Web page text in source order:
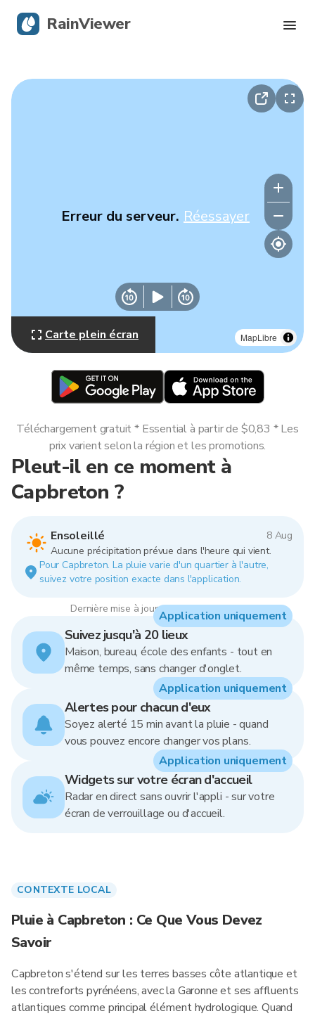
MapLibre
Erreur du serveur. Réessayer
Carte plein écran
Pleut-il en ce moment à
Capbreton ?
Ensoleillé
8 Aug
Aucune précipitation prévue dans l'heure qui vient.
Pour Capbreton. La pluie varie d'un quartier à l'autre,
suivez votre position exacte dans l'application.
Dernière mise à jour : 13:00, 8 Aug 2026
Téléchargement gratuit * Essential à partir de $0,83 * Les
prix varient selon la région et les promotions.
Suivez jusqu'à 20 lieux
Maison, bureau, école des enfants - tout en
même temps, sans changer d'onglet.
Application uniquement
Alertes pour chacun d'eux
Soyez alerté 15 min avant la pluie - quand
vous pouvez encore changer vos plans.
Application uniquement
Widgets sur votre écran d'accueil
Radar en direct sans ouvrir l'appli - sur votre
écran de verrouillage ou d'accueil.
Application uniquement
CONTEXTE LOCAL
Pluie à Capbreton : Ce Que Vous Devez
Savoir
Capbreton s'étend sur les terres basses côte atlantique et
les contreforts pyrénéens, avec la Garonne et ses affluents
atlantiques comme principal élément hydrologique. Quand
RainViewer